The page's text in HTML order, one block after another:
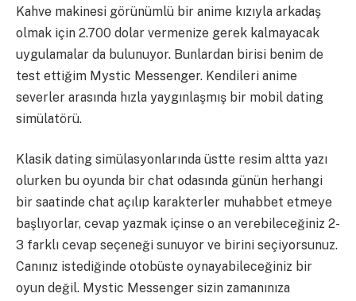
Kahve makinesi görünümlü bir anime kızıyla arkadaş
olmak için 2.700 dolar vermenize gerek kalmayacak
uygulamalar da bulunuyor. Bunlardan birisi benim de
test ettiğim Mystic Messenger. Kendileri anime
severler arasında hızla yaygınlaşmış bir mobil dating
simülatörü.
Klasik dating simülasyonlarında üstte resim altta yazı
olurken bu oyunda bir chat odasında günün herhangi
bir saatinde chat açılıp karakterler muhabbet etmeye
başlıyorlar, cevap yazmak içinse o an verebileceğiniz 2-
3 farklı cevap seçeneği sunuyor ve birini seçiyorsunuz.
Canınız istediğinde otobüste oynayabileceğiniz bir
oyun değil. Mystic Messenger sizin zamanınıza